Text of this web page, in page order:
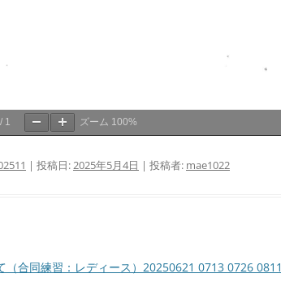
/ 1 ズーム 100%
| 投稿日:2025年5月4日 | 投稿者: mae1022
（合同練習：レディース）20250621 0713 0726 0811